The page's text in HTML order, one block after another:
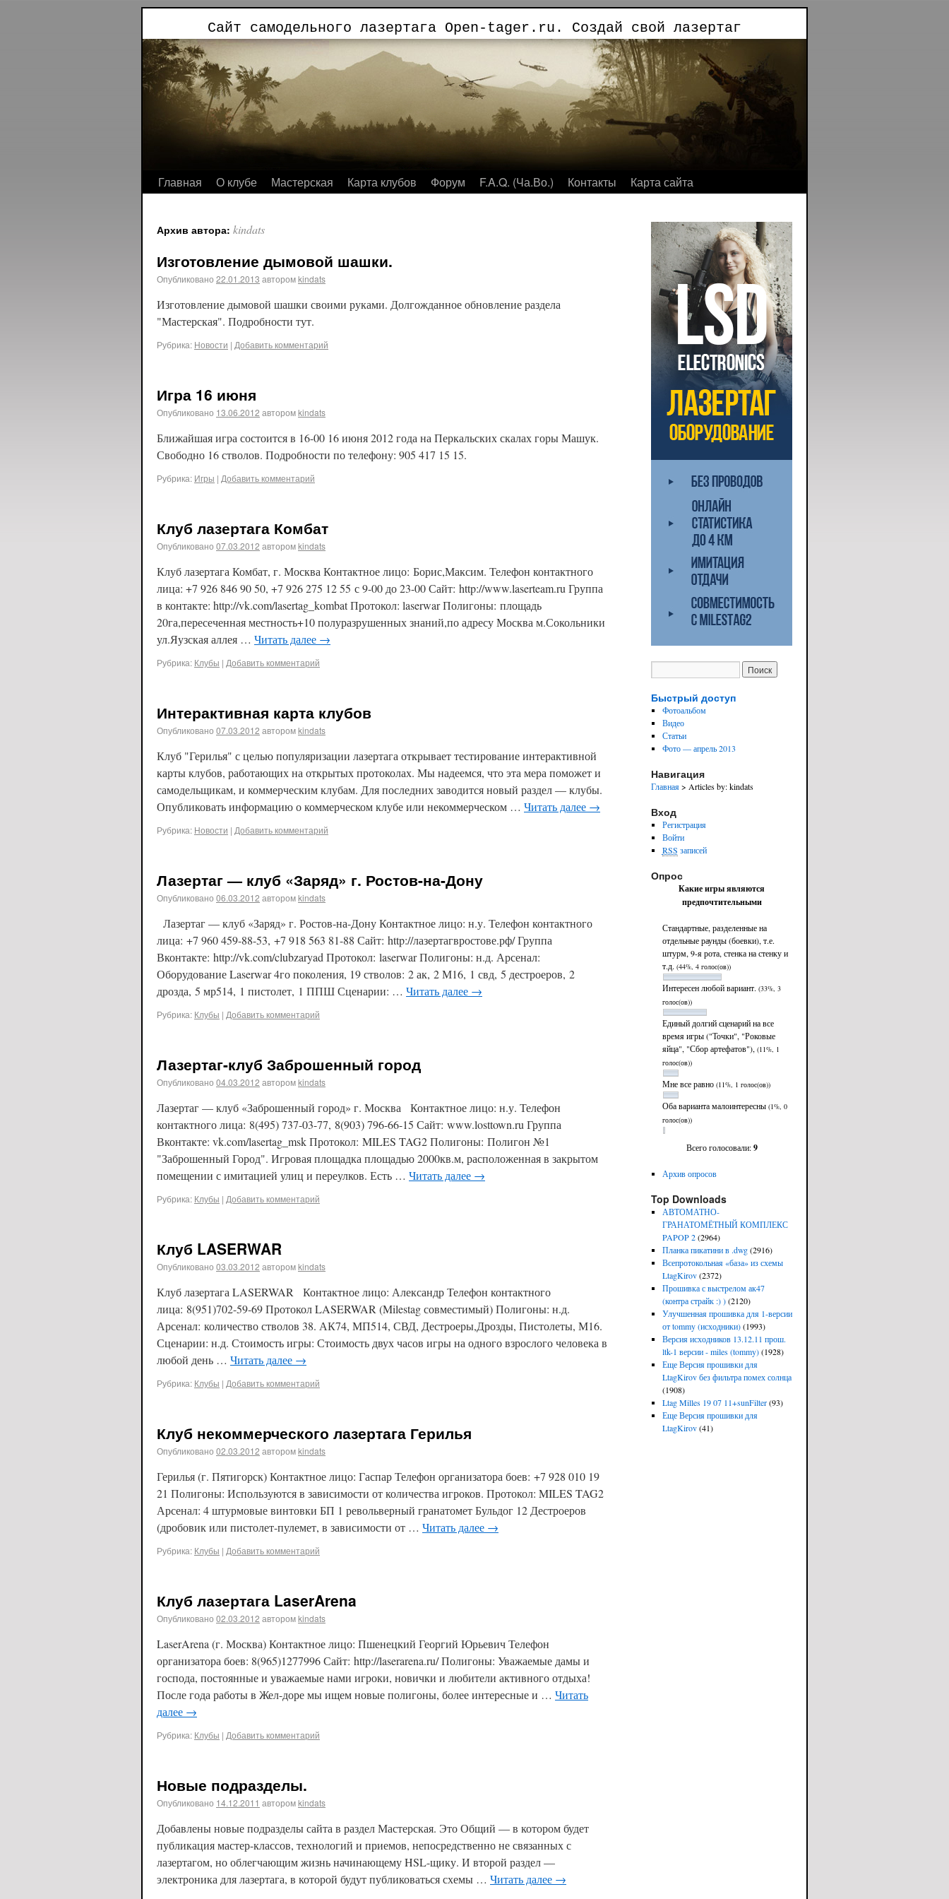
Сайт самодельного лазертага Open-tager.ru. Создай свой лазертаг
Главная О клубе Мастерская Карта клубов Форум F.A.Q. (Ча.Во.) Контакты Карта сайта
Архив автора: kindats
Изготовление дымовой шашки.
Опубликовано 22.01.2013 авторомkindats
Изготовление дымовой шашки своими руками. Долгожданное обновление раздела
"Мастерская". Подробности тут.
Рубрика: Новости | Добавить комментарий
Игра 16 июня
Опубликовано 13.06.2012 авторомkindats
Ближайшая игра состоится в 16-00 16 июня 2012 года на Перкальских скалах горы Машук.
Свободно 16 стволов. Подробности по телефону: 905 417 15 15.
Рубрика: Игры | Добавить комментарий
Клуб лазертага Комбат
Опубликовано 07.03.2012 авторомkindats
Клуб лазертага Комбат, г. Москва Контактное лицо: Борис,Максим. Телефон контактного
лица: +7 926 846 90 50, +7 926 275 12 55 с 9-00 до 23-00 Сайт: http://www.laserteam.ru Группа
в контакте: http://vk.com/lasertag_kombat Протокол: laserwar Полигоны: площадь
20га,пересеченная местность+10 полуразрушенных знаний,по адресу Москва м.Сокольники
ул.Яузская аллея … Читать далее →
Рубрика: Клубы | Добавить комментарий
Интерактивная карта клубов
Опубликовано 07.03.2012 авторомkindats
Клуб "Герилья" с целью популяризации лазертага открывает тестирование интерактивной
карты клубов, работающих на открытых протоколах. Мы надеемся, что эта мера поможет и
самодельщикам, и коммерческим клубам. Для последних заводится новый раздел — клубы.
Опубликовать информацию о коммерческом клубе или некоммерческом … Читать далее →
Рубрика: Новости | Добавить комментарий
Лазертаг — клуб «Заряд» г. Ростов-на-Дону
Опубликовано 06.03.2012 авторомkindats
Лазертаг — клуб «Заряд» г. Ростов-на-Дону Контактное лицо: н.у. Телефон контактного
лица: +7 960 459-88-53, +7 918 563 81-88 Сайт: http://лазертагвростове.рф/ Группа
Вконтакте: http://vk.com/clubzaryad Протокол: laserwar Полигоны: н.д. Арсенал:
Оборудование Laserwar 4го поколения, 19 стволов: 2 ак, 2 М16, 1 свд, 5 дестроеров, 2
дрозда, 5 мр514, 1 пистолет, 1 ППШ Сценарии: … Читать далее →
Рубрика: Клубы | Добавить комментарий
Лазертаг-клуб Заброшенный город
Опубликовано 04.03.2012 авторомkindats
Лазертаг — клуб «Заброшенный город» г. Москва Контактное лицо: н.у. Телефон
контактного лица: 8(495) 737-03-77, 8(903) 796-66-15 Сайт: www.losttown.ru Группа
Вконтакте: vk.com/lasertag_msk Протокол: MILES TAG2 Полигоны: Полигон №1
"Заброшенный Город". Игровая площадка площадью 2000кв.м, расположенная в закрытом
помещении с имитацией улиц и переулков. Есть … Читать далее →
Рубрика: Клубы | Добавить комментарий
Клуб LASERWAR
Опубликовано 03.03.2012 авторомkindats
Клуб лазертага LASERWAR Контактное лицо: Александр Телефон контактного
лица: 8(951)702-59-69 Протокол LASERWAR (Milestag совместимый) Полигоны: н.д.
Арсенал: количество стволов 38. АК74, МП514, СВД, Дестроеры,Дрозды, Пистолеты, М16.
Сценарии: н.д. Стоимость игры: Стоимость двух часов игры на одного взрослого человека в
любой день … Читать далее →
Рубрика: Клубы | Добавить комментарий
Клуб некоммерческого лазертага Герилья
Опубликовано 02.03.2012 авторомkindats
Герилья (г. Пятигорск) Контактное лицо: Гаспар Телефон организатора боев: +7 928 010 19
21 Полигоны: Используются в зависимости от количества игроков. Протокол: MILES TAG2
Арсенал: 4 штурмовые винтовки БП 1 револьверный гранатомет Бульдог 12 Дестроеров
(дробовик или пистолет-пулемет, в зависимости от … Читать далее →
Рубрика: Клубы | Добавить комментарий
Клуб лазертага LaserArena
Опубликовано 02.03.2012 авторомkindats
LaserArena (г. Москва) Контактное лицо: Пшенецкий Георгий Юрьевич Телефон
организатора боев: 8(965)1277996 Сайт: http://laserarena.ru/ Полигоны: Уважаемые дамы и
господа, постоянные и уважаемые нами игроки, новички и любители активного отдыха!
После года работы в Жел-доре мы ищем новые полигоны, более интересные и … Читать
далее →
Рубрика: Клубы | Добавить комментарий
Новые подразделы.
Опубликовано 14.12.2011 авторомkindats
Добавлены новые подразделы сайта в раздел Мастерская. Это Общий — в котором будет
публикация мастер-классов, технологий и приемов, непосредственно не связанных с
лазертагом, но облегчающим жизнь начинающему HSL-щику. И второй раздел —
электроника для лазертага, в которой будут публиковаться схемы … Читать далее →
Быстрый доступ
Фотоальбом
Видео
Статьи
Фото — апрель 2013
Навигация
Главная> Articles by: kindats
Вход
Регистрация
Войти
RSS записей
Опрос
Какие игры являются
предпочтительными
Стандартные, разделенные на
отдельные раунды (боевки), т.е.
штурм, 9-я рота, стенка на стенку и
т.д. (44%, 4 голос(ов))
Интересен любой вариант. (33%, 3
голос(ов))
Единый долгий сценарий на все
время игры ("Точки", "Роковые
яйца", "Сбор артефатов"), (11%, 1
голос(ов))
Мне все равно (11%, 1 голос(ов))
Оба варианта малоинтересны (1%, 0
голос(ов))
Всего голосовали:9
Архив опросов
Top Downloads
АВТОМАТНО-
ГРАНАТОМЁТНЫЙ КОМПЛЕКС
PAPOP 2(2964)
Планка пикатини в .dwg(2916)
Всепротокольная «база» из схемы
LtagKirov(2372)
Прошивка с выстрелом ак47
(контра страйк :) )(2120)
Улучшенная прошивка для 1-версии
от tommy (исходники)(1993)
Версия исходников 13.12.11 прош.
ltk-1 версии - miles (tommy)(1928)
Еще Версия прошивки для
LtagKirov без фильтра помех солнца
(1908)
Ltag Milles 19 07 11+sunFilter(93)
Еще Версия прошивки для
LtagKirov(41)